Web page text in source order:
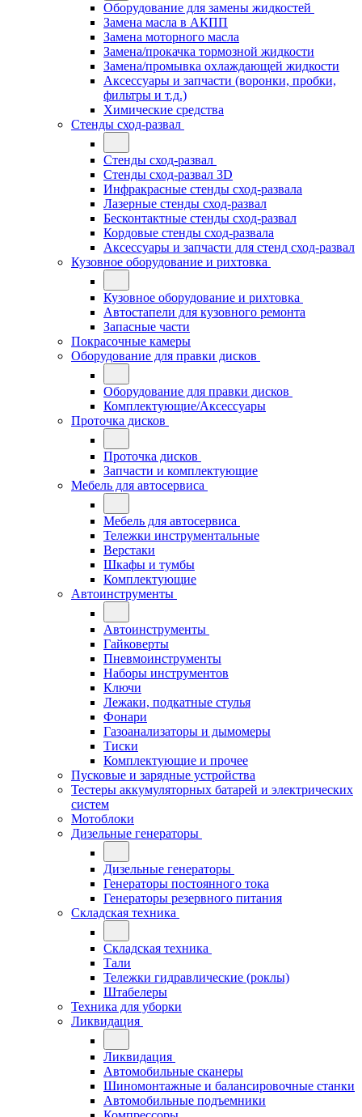
Оборудование для замены жидкостей
Замена масла в АКПП
Замена моторного масла
Замена/прокачка тормозной жидкости
Замена/промывка охлаждающей жидкости
Аксессуары и запчасти (воронки, пробки,
фильтры и т.д.)
Химические средства
Стенды сход-развал
Стенды сход-развал
Стенды сход-развал 3D
Инфракрасные стенды сход-развала
Лазерные стенды сход-развал
Бесконтактные стенды сход-развал
Кордовые стенды сход-развала
Аксессуары и запчасти для стенд сход-развал
Кузовное оборудование и рихтовка
Кузовное оборудование и рихтовка
Автостапели для кузовного ремонта
Запасные части
Покрасочные камеры
Оборудование для правки дисков
Оборудование для правки дисков
Комплектующие/Аксессуары
Проточка дисков
Проточка дисков
Запчасти и комплектующие
Мебель для автосервиса
Мебель для автосервиса
Тележки инструментальные
Верстаки
Шкафы и тумбы
Комплектующие
Автоинструменты
Автоинструменты
Гайковерты
Пневмоинструменты
Наборы инструментов
Ключи
Лежаки, подкатные стулья
Фонари
Газоанализаторы и дымомеры
Тиски
Комплектующие и прочее
Пусковые и зарядные устройства
Тестеры аккумуляторных батарей и электрических
систем
Мотоблоки
Дизельные генераторы
Дизельные генераторы
Генераторы постоянного тока
Генераторы резервного питания
Складская техника
Складская техника
Тали
Тележки гидравлические (роклы)
Штабелеры
Техника для уборки
Ликвидация
Ликвидация
Автомобильные сканеры
Шиномонтажные и балансировочные станки
Автомобильные подъемники